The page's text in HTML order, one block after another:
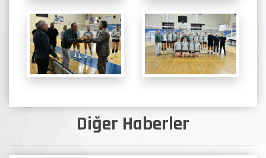
Diğer Haberler